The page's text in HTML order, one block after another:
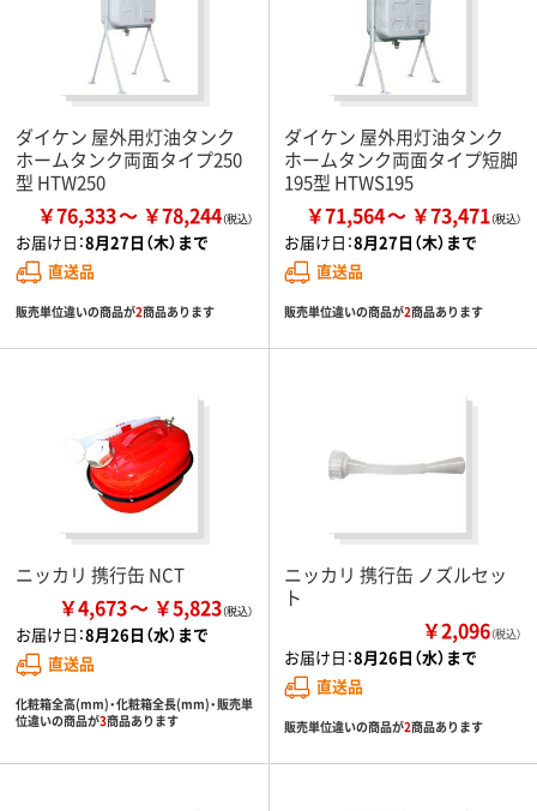
ダイケン 屋外用灯油タンク
ホームタンク両面タイプ250
型 HTW250
￥76,333 ￥78,244
お届け日：8月27日（木）まで
直送品
販売単位違いの商品が2商品あります
ダイケン 屋外用灯油タンク
ホームタンク両面タイプ短脚
195型 HTWS195
￥71,564 ￥73,471
お届け日：8月27日（木）まで
直送品
販売単位違いの商品が2商品あります
ニッカリ 携行缶 NCT
￥4,673 ￥5,823
お届け日：8月26日（水）まで
直送品
化粧箱全高(mm)・化粧箱全長(mm)・販売単
位違いの商品が3商品あります
ニッカリ 携行缶 ノズルセッ
ト
￥2,096（税込）
お届け日：8月26日（水）まで
直送品
販売単位違いの商品が2商品あります